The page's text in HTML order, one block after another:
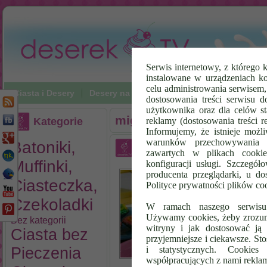
Serwis internetowy, z którego
instalowane w urządzeniach
celu administrowania
dostosowania treści serwisu
użytkownika oraz dla celów
reklamy (dostosowania treści
Informujemy, że istnieje
warunków
zawartych w plikach
konfiguracji usługi.
producenta przeglądarki, u
Polityce prywatności plików
W ramach naszego
Używamy cookies, żeby
witryny i jak dostosować ją
przyjemniejsze i ciekawsze.
i statystycznych.
współpracujących z nami
Ciasta i Desery Desery na zimno Napoje Poradniki
Kategorie
Batoniki,
Muffinki,
Ciasteczka,
Czekoladki
Bez kategorii
Ciasta bez
Pieczenia
migdały
Mleko Migdałowe przepis